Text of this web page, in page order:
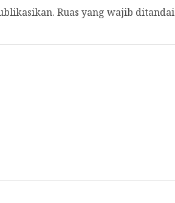
Ruas yang wajib ditandai